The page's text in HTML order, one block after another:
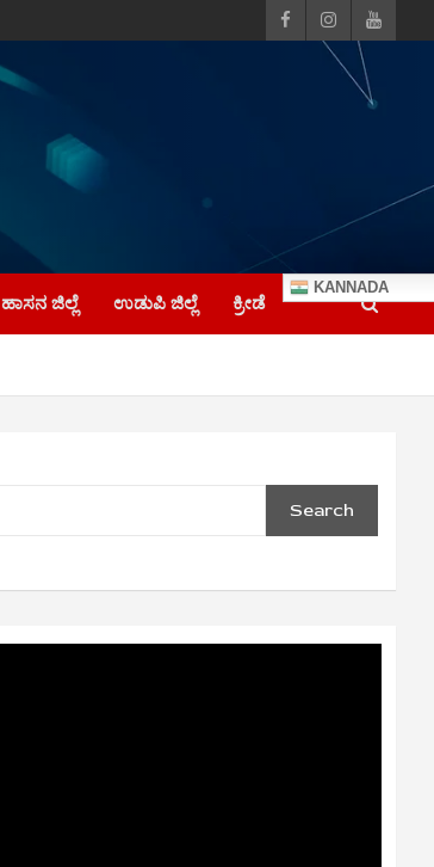
ಹಾಸನ ಜಿಲ್ಲೆ ಉಡುಪಿ ಜಿಲ್ಲೆ ಕ್ರೀಡೆ
KANNADA
Search